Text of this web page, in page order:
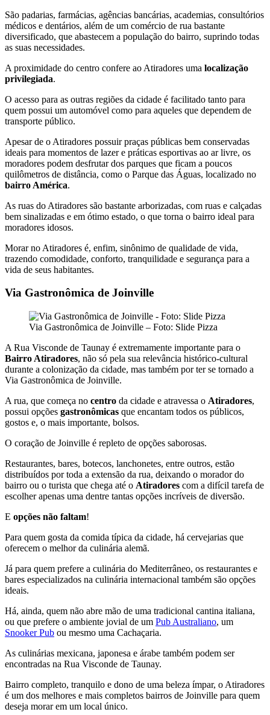
São padarias, farmácias, agências bancárias, academias, consultórios
médicos e dentários, além de um comércio de rua bastante
diversificado, que abastecem a população do bairro, suprindo todas
as suas necessidades.
A proximidade do centro confere ao Atiradores uma localização
privilegiada.
O acesso para as outras regiões da cidade é facilitado tanto para
quem possui um automóvel como para aqueles que dependem de
transporte público.
Apesar de o Atiradores possuir praças públicas bem conservadas
ideais para momentos de lazer e práticas esportivas ao ar livre, os
moradores podem desfrutar dos parques que ficam a poucos
quilômetros de distância, como o Parque das Águas, localizado no
bairro América.
As ruas do Atiradores são bastante arborizadas, com ruas e calçadas
bem sinalizadas e em ótimo estado, o que torna o bairro ideal para
moradores idosos.
Morar no Atiradores é, enfim, sinônimo de qualidade de vida,
trazendo comodidade, conforto, tranquilidade e segurança para a
vida de seus habitantes.
Via Gastronômica de Joinville
Via Gastronômica de Joinville – Foto: Slide Pizza
A Rua Visconde de Taunay é extremamente importante para o
Bairro Atiradores, não só pela sua relevância histórico-cultural
durante a colonização da cidade, mas também por ter se tornado a
Via Gastronômica de Joinville.
A rua, que começa no centro da cidade e atravessa o Atiradores,
possui opções gastronômicas que encantam todos os públicos,
gostos e, o mais importante, bolsos.
O coração de Joinville é repleto de opções saborosas.
Restaurantes, bares, botecos, lanchonetes, entre outros, estão
distribuídos por toda a extensão da rua, deixando o morador do
bairro ou o turista que chega até o Atiradores com a difícil tarefa de
escolher apenas uma dentre tantas opções incríveis de diversão.
E opções não faltam!
Para quem gosta da comida típica da cidade, há cervejarias que
oferecem o melhor da culinária alemã.
Já para quem prefere a culinária do Mediterrâneo, os restaurantes e
bares especializados na culinária internacional também são opções
ideais.
Há, ainda, quem não abre mão de uma tradicional cantina italiana,
ou que prefere o ambiente jovial de um Pub Australiano, um
Snooker Pub ou mesmo uma Cachaçaria.
As culinárias mexicana, japonesa e árabe também podem ser
encontradas na Rua Visconde de Taunay.
Bairro completo, tranquilo e dono de uma beleza ímpar, o Atiradores
é um dos melhores e mais completos bairros de Joinville para quem
deseja morar em um local único.